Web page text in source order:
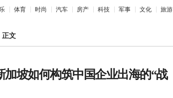
体育 时尚 汽车 房产 科技 军事 文化 旅游
正文
加坡如何构筑中国企业出海的“战